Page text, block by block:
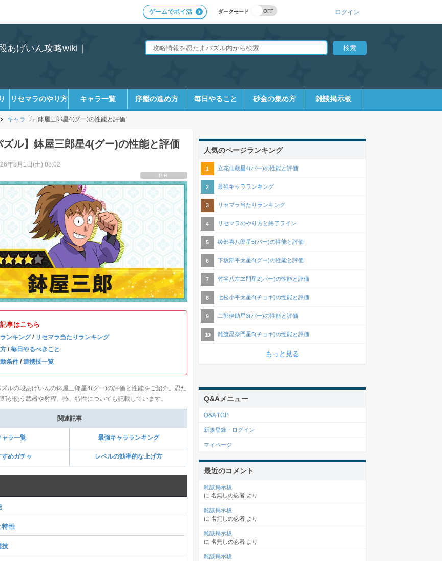
ダークモード
ゲームでポイ活 ログイン
あげいん攻略wiki｜
リセマラのやり方 キャラ一覧 序盤の進め方 毎日やること 砂金の集め方 雑談掲示板
キャラ 鉢屋三郎星4(グー)の性能と評価
ズル】鉢屋三郎星4(グー)の性能と評価
年8月1日(土) 08:02
PR
事はこちら
ンキング/ リセマラ当たりランキング
/ 毎日やるべきこと
条件 / 連携技一覧
ルの段あげいんの鉢屋三郎星4(グー)の評価と性能をご紹介。忍た
が使う武器や射程、技、特性についても記載しています。
関連記事
ャラ一覧 最強キャラランキング
すめガチャ レベルの効率的な上げ方
性
人気のページランキング
立花仙蔵星4(パー)の性能と評価
最強キャラランキング
リセマラ当たりランキング
リセマラのやり方と終了ライン
綾部喜八郎星5(パー)の性能と評価
下坂部平太星4(グー)の性能と評価
竹谷八左ヱ門星2(パー)の性能と評価
七松小平太星4(チョキ)の性能と評価
二郭伊助星3(パー)の性能と評価
雑渡昆奈門星5(チョキ)の性能と評価
もっと見る
Q&Aメニュー
Q&A TOP
新規登録・ログイン
マイページ
最近のコメント
雑談掲示板
に 名無しの忍者 より
雑談掲示板
に 名無しの忍者 より
雑談掲示板
に 名無しの忍者 より
雑談掲示板